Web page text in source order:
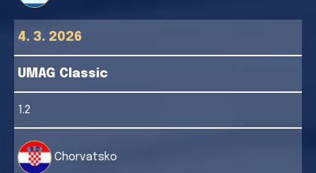
4. 3. 2026
UMAG Classic
1.2
Chorvatsko